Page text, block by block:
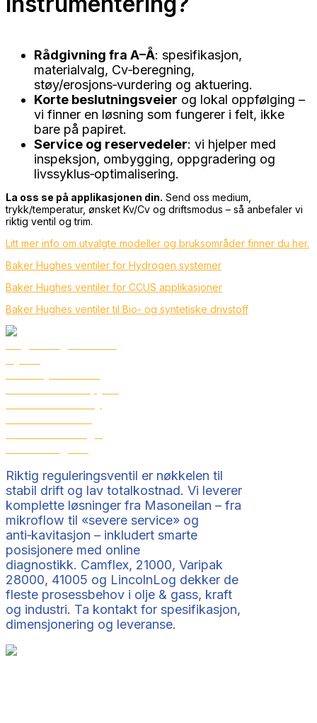
Rådgivning fra A–Å: spesifikasjon,
materialvalg, Cv‑beregning,
støy/erosjons‑vurdering og aktuering.
Korte beslutningsveier og lokal oppfølging –
vi finner en løsning som fungerer i felt, ikke
bare på papiret.
Service og reservedeler: vi hjelper med
inspeksjon, ombygging, oppgradering og
livssyklus‑optimalisering.
La oss se på applikasjonen din. Send oss medium,
trykk/temperatur, ønsket Kv/Cv og driftsmodus – så anbefaler vi
riktig ventil og trim.
Litt mer info om utvalgte modeller og bruksområder finner du her.
Baker Hughes ventiler for Hydrogen systemer
Baker Hughes ventiler for CCUS applikasjoner
Baker Hughes ventiler til Bio- og syntetiske drivstoff
Riktig reguleringsventil er nøkkelen til
stabil drift og lav totalkostnad. Vi leverer
komplette løsninger fra Masoneilan – fra
mikroflow til «severe service» og
anti‑kavitasjon – inkludert smarte
posisjonere med online
diagnostikk. Camflex, 21000, Varipak
28000, 41005 og LincolnLog dekker de
fleste prosessbehov i olje & gass, kraft
og industri. Ta kontakt for spesifikasjon,
dimensjonering og leveranse.